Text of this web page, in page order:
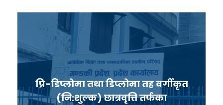
प्रि-डिप्लोमा तथा डिप्लोमा तह वर्गीकृत
(नि:शुल्क) छात्रवृत्ति तर्फका